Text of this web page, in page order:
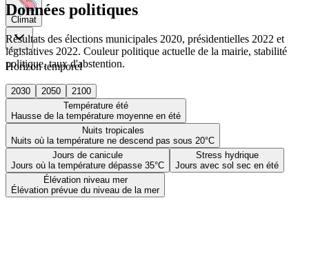
Climat
Horizon temporel
2030 2050
2100
Température été
Hausse de la température moyenne en été
Nuits tropicales
Nuits où la température ne descend pas sous 20°C
Jours de canicule
Jours où la température dépasse 35°C
Stress hydrique
Jours avec sol sec en été
Élévation niveau mer
Élévation prévue du niveau de la mer
Données politiques
Résultats des élections municipales 2020, présidentielles 2022 et
législatives 2022. Couleur politique actuelle de la mairie, stabilité
politique, taux d'abstention.